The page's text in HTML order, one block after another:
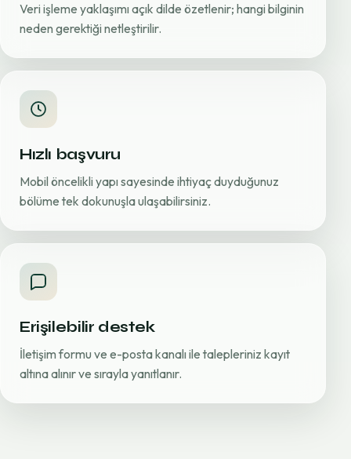
Veri işleme yaklaşımı açık dilde özetlenir; hangi bilginin
neden gerektiği netleştirilir.
Hızlı başvuru
Mobil öncelikli yapı sayesinde ihtiyaç duyduğunuz
bölüme tek dokunuşla ulaşabilirsiniz.
Erişilebilir destek
İletişim formu ve e-posta kanalı ile talepleriniz kayıt
altına alınır ve sırayla yanıtlanır.